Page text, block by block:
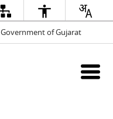
Government of Gujarat